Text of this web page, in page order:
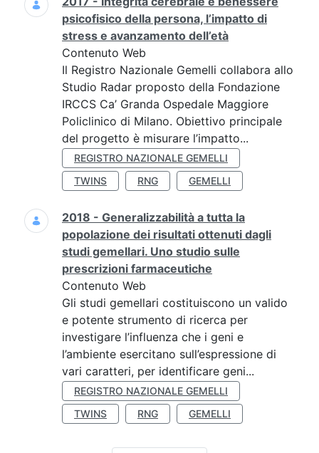
psicofisico della persona, l’impatto di
stress e avanzamento dell’età
Contenuto Web
Il Registro Nazionale Gemelli collabora allo
Studio Radar proposto della Fondazione
IRCCS Ca’ Granda Ospedale Maggiore
Policlinico di Milano. Obiettivo principale
del progetto è misurare l’impatto...
REGISTRO NAZIONALE GEMELLI
TWINS
RNG GEMELLI
2018 - Generalizzabilità a tutta la
popolazione dei risultati ottenuti dagli
studi gemellari. Uno studio sulle
prescrizioni farmaceutiche
Contenuto Web
Gli studi gemellari costituiscono un valido
e potente strumento di ricerca per
investigare l’influenza che i geni e
l’ambiente esercitano sull’espressione di
vari caratteri, per identificare geni...
REGISTRO NAZIONALE GEMELLI
TWINS
RNG GEMELLI